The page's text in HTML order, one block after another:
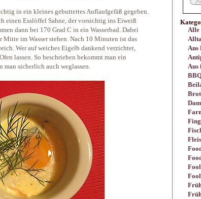
Alle
Ans
Aus
in ein kleines gebuttertes Auflaufgefäß gegeben.
einen Esslöffel Sahne, der vorsichtig ins Eiweiß
dann bei 170 Grad C in ein Wasserbad. Dabei
Mitte im Wasser stehen. Nach 10 Minuten ist das
Wer auf weiches Eigelb dankend verzichtet,
lassen. So beschrieben bekommt man ein
man sicherlich auch weglassen.